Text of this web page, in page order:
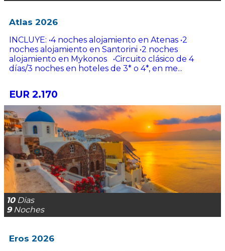
Atlas 2026
INCLUYE: •4 noches alojamiento en Atenas •2
noches alojamiento en Santorini •2 noches
alojamiento en Mykonos •Circuito clásico de 4
días/3 noches en hoteles de 3* o 4*, en me...
EUR 2.170
10Dias
9Noches
Eros 2026